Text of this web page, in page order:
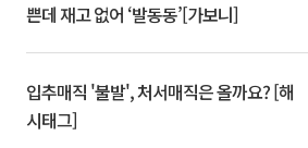
쁜데 재고 없어 ‘발동동’[가보니]
입추매직 '불발', 처서매직은 올까요? [해
시태그]